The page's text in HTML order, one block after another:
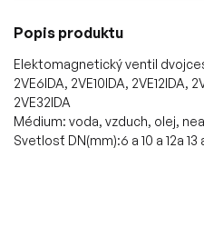
Popis produktu
Elektomagnetický ventil
2VE6IDA, 2VE10IDA, 2VE12IDA,
2VE32IDA
Médium: voda, vzduch, olej,
Svetlosť DN(mm):6 a 10 a 12a 13